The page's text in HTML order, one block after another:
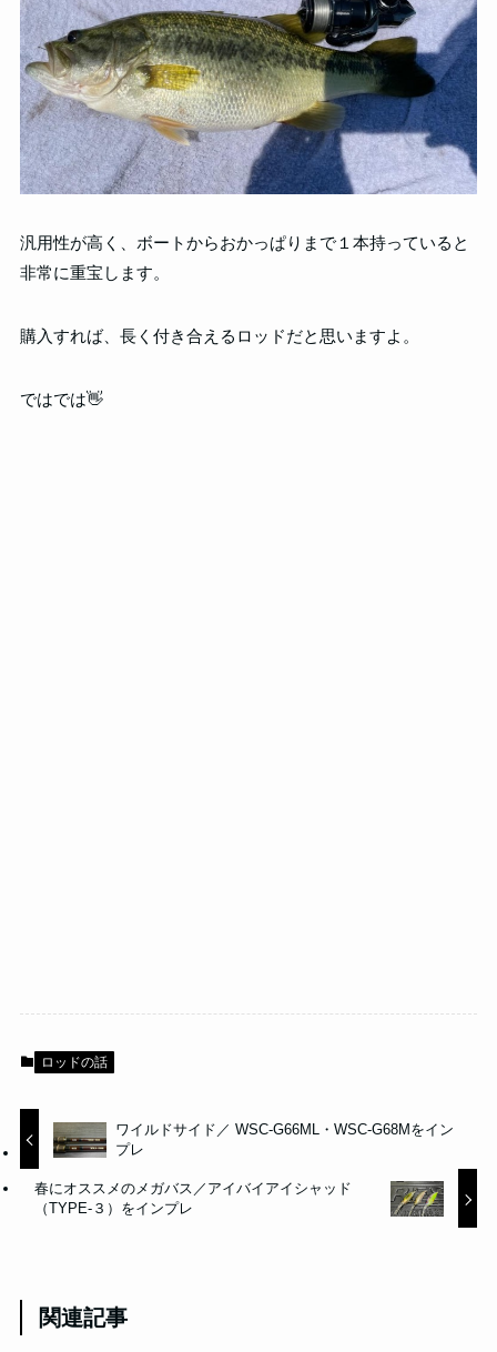
汎用性が高く、ボートからおかっぱりまで１本持っていると
非常に重宝します。
購入すれば、長く付き合えるロッドだと思いますよ。
ではでは👋
ロッドの話
ワイルドサイド／ WSC-G66ML・WSC-G68Mをイン
プレ
春にオススメのメガバス／アイバイアイシャッド
（TYPE-３）をインプレ
関連記事